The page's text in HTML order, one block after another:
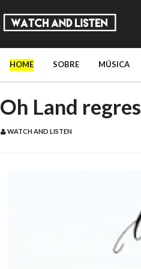
HOME SOBRE MÚSICA
Oh Land
WATCH AND LISTEN